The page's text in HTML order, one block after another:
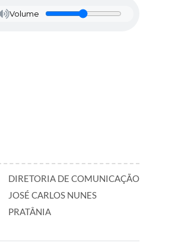
Volume
DIRETORIA DE COMUNICAÇÃO
JOSÉ CARLOS NUNES
PRATÂNIA